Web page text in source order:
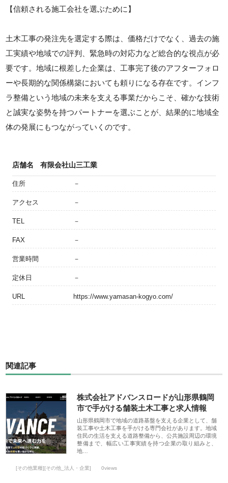
【信頼される施工会社を選ぶために】
土木工事の発注先を選定する際は、価格だけでなく、過去の施
工実績や地域での評判、緊急時の対応力など総合的な視点が必
要です。地域に根差した企業は、工事完了後のアフターフォロ
ーや長期的な関係構築においても頼りになる存在です。インフ
ラ整備という地域の未来を支える事業だからこそ、確かな技術
と誠実な姿勢を持つパートナーを選ぶことが、結果的に地域全
体の発展にもつながっていくのです。
店舗名 有限会社山三工業
住所 －
アクセス －
TEL －
FAX －
営業時間 －
定休日 －
URL https://www.yamasan-kogyo.com/
関連記事
株式会社アドバンスロードが山形県鶴岡
市で手がける舗装土木工事と求人情報
山形県鶴岡市で地域の道路基盤を支える企業として、舗
装工事や土木工事を手がける専門会社があります。地域
住民の生活を支える道路整備から、公共施設周辺の環境
整備まで、幅広い工事実績を持つ企業の取り組みと、
地…
[その他業種][その他_法人・企業] 0views